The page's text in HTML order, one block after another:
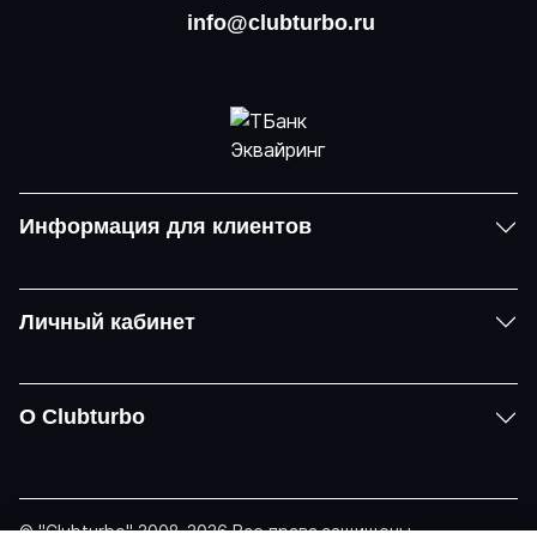
info@clubturbo.ru
Информация для клиентов
Личный кабинет
О Clubturbo
© "Clubturbo" 2008-2026 Все права защищены